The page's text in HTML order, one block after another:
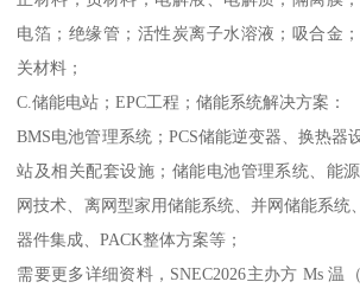
电箔；绝缘管；活性炭离子水溶液；吸合金
关材料；
C.储能电站；EPC工程；储能系统解决方案：
BMS电池管理系统；PCS储能逆变器、换热器
站及相关配套设施；储能电池管理系统、能
网技术、离网型家用储能系统、并网储能系统
器件集成、PACK整体方案等；
需要更多详细资料，SNEC2026主办方 Ms 温